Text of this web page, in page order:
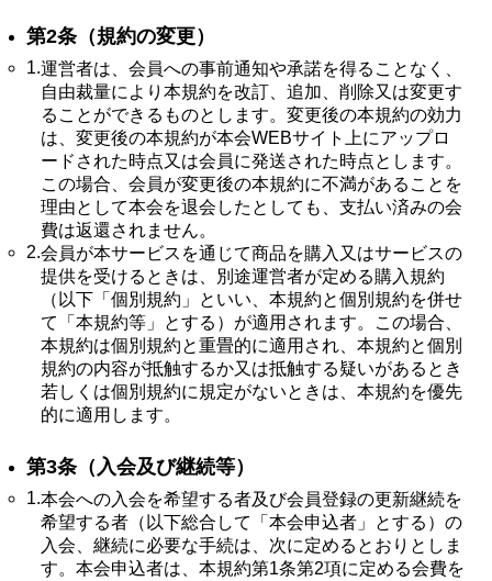
第2条（規約の変更）
1.運営者は、会員への事前通知や承諾を得ることなく、
自由裁量により本規約を改訂、追加、削除又は変更す
ることができるものとします。変更後の本規約の効力
は、変更後の本規約が本会WEBサイト上にアップロ
ードされた時点又は会員に発送された時点とします。
この場合、会員が変更後の本規約に不満があることを
理由として本会を退会したとしても、支払い済みの会
費は返還されません。
2.会員が本サービスを通じて商品を購入又はサービスの
提供を受けるときは、別途運営者が定める購入規約
（以下「個別規約」といい、本規約と個別規約を併せ
て「本規約等」とする）が適用されます。この場合、
本規約は個別規約と重畳的に適用され、本規約と個別
規約の内容が抵触するか又は抵触する疑いがあるとき
若しくは個別規約に規定がないときは、本規約を優先
的に適用します。
第3条（入会及び継続等）
1.本会への入会を希望する者及び会員登録の更新継続を
希望する者（以下総合して「本会申込者」とする）の
入会、継続に必要な手続は、次に定めるとおりとしま
す。本会申込者は、本規約第1条第2項に定める会費を